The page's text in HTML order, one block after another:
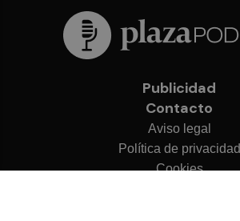
Publicidad
Contacto
Aviso legal
Política de privacidad
Cookies